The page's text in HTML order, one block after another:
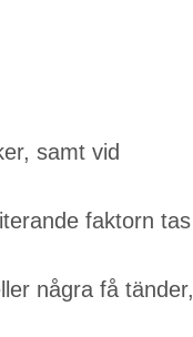
samt vid
faktorn tas
några få tänder,